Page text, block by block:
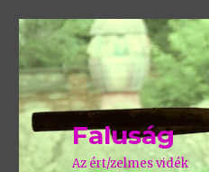
Faluság
Az ért/zelmes vidék